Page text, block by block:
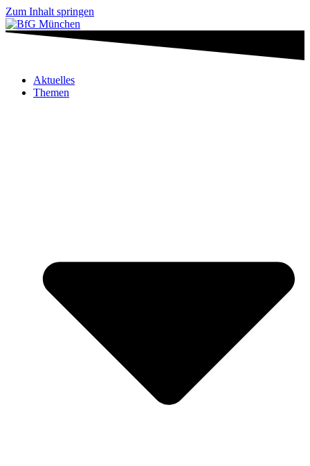
Zum Inhalt springen
Aktuelles
Themen